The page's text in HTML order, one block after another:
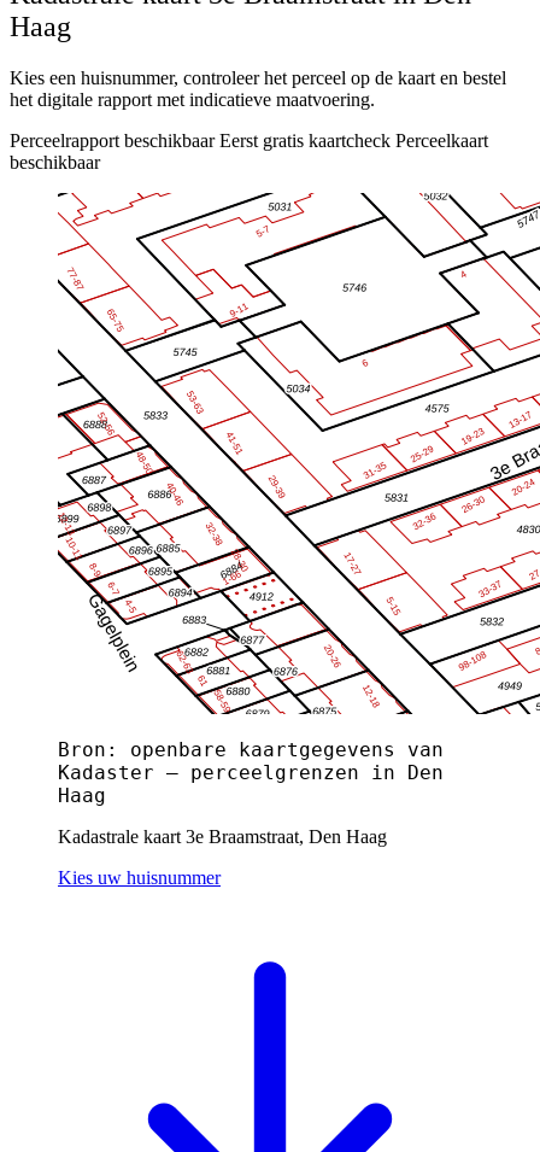
Haag
Kies een huisnummer, controleer het perceel op de kaart en bestel
het digitale rapport met indicatieve maatvoering.
Perceelrapport beschikbaar Eerst gratis kaartcheck Perceelkaart
beschikbaar
Bron: openbare kaartgegevens van
Kadaster — perceelgrenzen in Den
Haag
Kadastrale kaart 3e Braamstraat, Den Haag
Kies uw huisnummer